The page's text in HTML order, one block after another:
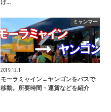
け…
ミャンマー
2019.12.1
モーラミャイン→ヤンゴンをバスで
移動。所要時間・運賃などを紹介